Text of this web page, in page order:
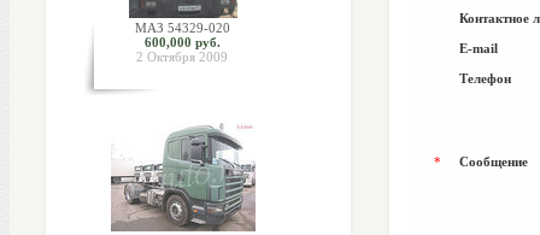
МАЗ 54329-020
600,000 руб.
2 Октября 2009
Контактное
E-mail
Телефон
* Сообщение